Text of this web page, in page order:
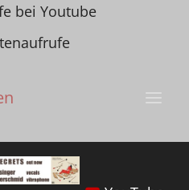
bei Youtube